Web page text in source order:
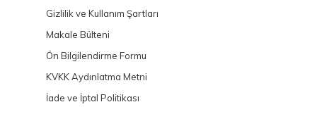
Gizlilik ve Kullanım Şartları
Makale Bülteni
Ön Bilgilendirme Formu
KVKK Aydınlatma Metni
İade ve İptal Politikası